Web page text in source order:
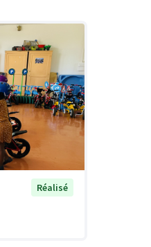
Réalisé